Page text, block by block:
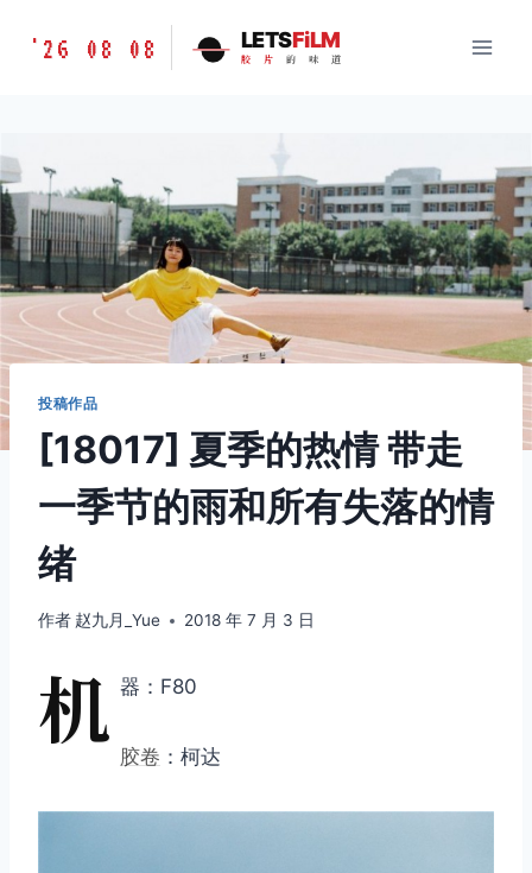
胶
道
LETSFILM
'26 08 08 LETSFiLM
胶 片 的 味 道
投稿作品
[18017] 夏季的热情 带走
一季节的雨和所有失落的情
绪
作者 赵九月_Yue 2018 年 7 月 3 日
机 器：F80
胶卷 ：柯达